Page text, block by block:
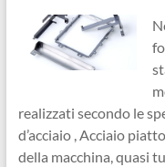
realizzati secondo le
d’acciaio , Acciaio
della macchina, quasi